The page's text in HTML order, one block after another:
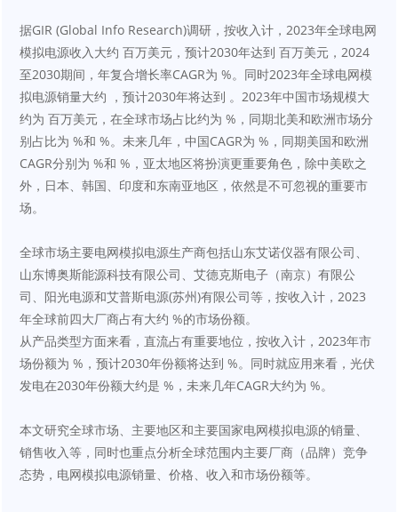
据GIR (Global Info Research)调研，按收入计，2023年全球电网
模拟电源收入大约 百万美元，预计2030年达到 百万美元，2024
至2030期间，年复合增长率CAGR为 %。同时2023年全球电网模
拟电源销量大约 ，预计2030年将达到 。2023年中国市场规模大
约为 百万美元，在全球市场占比约为 %，同期北美和欧洲市场分
别占比为 %和 %。未来几年，中国CAGR为 %，同期美国和欧洲
CAGR分别为 %和 %，亚太地区将扮演更重要角色，除中美欧之
外，日本、韩国、印度和东南亚地区，依然是不可忽视的重要市
场。
全球市场主要电网模拟电源生产商包括山东艾诺仪器有限公司、
山东博奥斯能源科技有限公司、艾德克斯电子（南京）有限公
司、阳光电源和艾普斯电源(苏州)有限公司等，按收入计，2023
年全球前四大厂商占有大约 %的市场份额。
从产品类型方面来看，直流占有重要地位，按收入计，2023年市
场份额为 %，预计2030年份额将达到 %。同时就应用来看，光伏
发电在2030年份额大约是 %，未来几年CAGR大约为 %。
本文研究全球市场、主要地区和主要国家电网模拟电源的销量、
销售收入等，同时也重点分析全球范围内主要厂商（品牌）竞争
态势，电网模拟电源销量、价格、收入和市场份额等。